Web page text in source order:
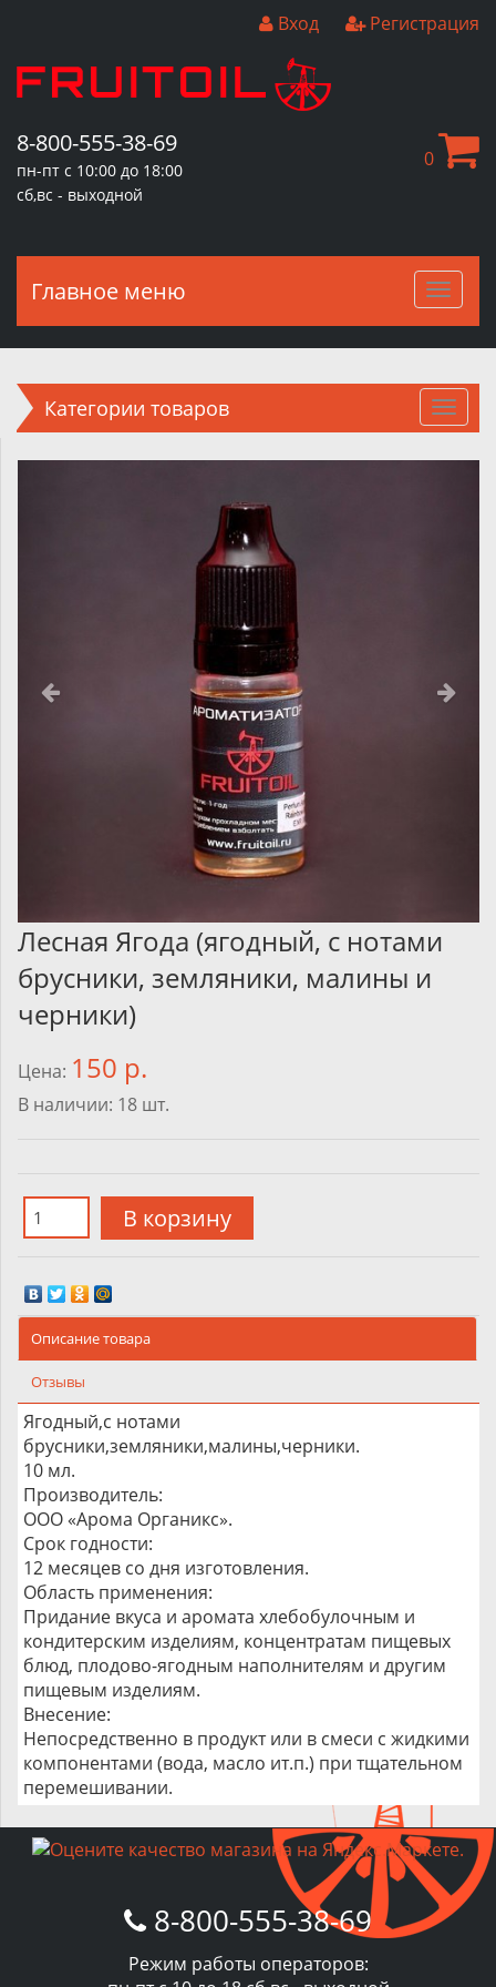
Вход Регистрация
8-800-555-38-69
пн-пт с 10:00 до 18:00
сб,вс - выходной
0
Главное меню
Категории товаров
Лесная Ягода (ягодный, с нотами
брусники, земляники, малины и
черники)
Цена: 150 р.
В наличии: 18 шт.
Описание товара
Отзывы
Ягодный,с нотами
брусники,земляники,малины,черники.
10 мл.
Производитель:
ООО «Арома Органикс».
Срок годности:
12 месяцев со дня изготовления.
Область применения:
Придание вкуса и аромата хлебобулочным и
кондитерским изделиям, концентратам пищевых
блюд, плодово-ягодным наполнителям и другим
пищевым изделиям.
Внесение:
Непосредственно в продукт или в смеси с жидкими
компонентами (вода, масло ит.п.) при тщательном
перемешивании.
8-800-555-38-69
Режим работы операторов: